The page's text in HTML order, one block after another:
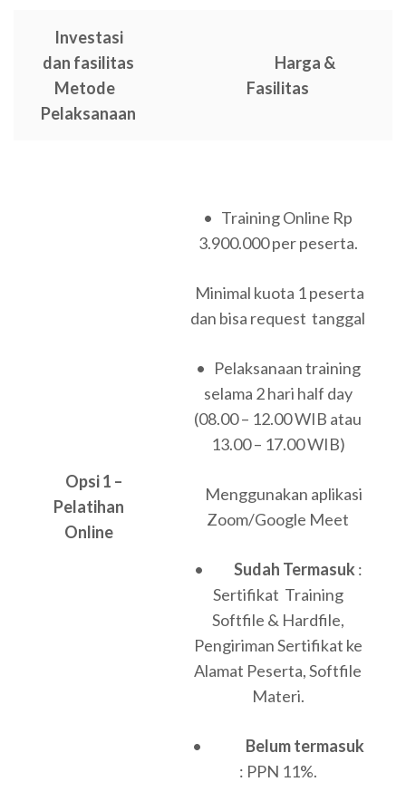
Investasi
dan fasilitas
Metode
Pelaksanaan
Harga &
Fasilitas
Opsi 1 –
Pelatihan
Online
• Training Online Rp
3.900.000 per peserta.
Minimal kuota 1 peserta
dan bisa request tanggal
• Pelaksanaan training
selama 2 hari half day
(08.00 – 12.00 WIB atau
13.00 – 17.00 WIB)
Menggunakan aplikasi
Zoom/Google Meet
• Sudah Termasuk :
Sertifikat Training
Softfile & Hardfile,
Pengiriman Sertifikat ke
Alamat Peserta, Softfile
Materi.
• Belum termasuk
: PPN 11%.